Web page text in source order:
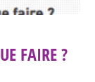
FAIRE ?